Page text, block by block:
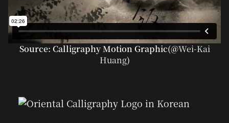
Source: Calligraphy Motion Graphic(@Wei-Kai
Huang)